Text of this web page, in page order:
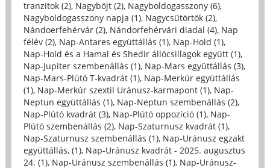
tranzitok (2), Nagyböjt (2), Nagyboldogasszony (6),
Nagyboldogasszony napja (1), Nagycsütörtök (2),
Nándoerfehérvár (2), Nándorfehérvári diadal (4), Nap
félév (2), Nap-Antares együttállás (1), Nap-Hold (1),
Nap-Hold és a Hamal és Shedir állócsillagok együtt (1),
Nap-Jupiter szembenállás (1), Nap-Mars együttállás (3),
Nap-Mars-Plútó T-kvadrát (1), Nap-Merkúr együttállás
(1), Nap-Merkúr szextil Uránusz-karmapont (1), Nap-
Neptun együttállás (1), Nap-Neptun szembenállás (2),
Nap-Plútó kvadrát (3), Nap-Plútó oppozíció (1), Nap-
Plútó szembenállás (2), Nap-Szaturnusz kvadrát (1),
Nap-Szaturnusz szembenállás (1), Nap-Uránusz egzakt
együttállás, (1), Nap-Uránusz kvadrát - 2025. augusztus
24. (1), Nap-Uránusz szembenállás (1), Nap-Uránusz-